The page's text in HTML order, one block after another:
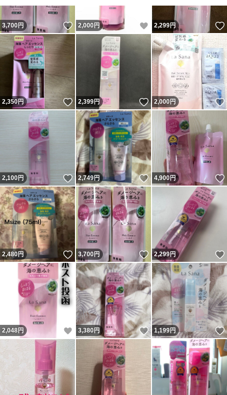
3,700円 いいね！
2,000 円 いいね！
2,299円
2,350円 いいね！
2,399円 いいね！
2,000円
2,100円 いいね！
2,749円 いいね！
4,900円
2,480円 いいね！
3,700円 いいね！
2,299円
2,048円 いいね！
3,380円 いいね！
1,199円